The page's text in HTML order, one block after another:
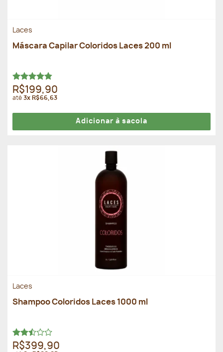
Laces
Máscara Capilar Coloridos Laces 200 ml
Avaliação
4.86de 5
R$199,90
até3x R$66,63
Adicionar à sacola
Laces
Shampoo Coloridos Laces 1000 ml
Avaliação
R$399,90